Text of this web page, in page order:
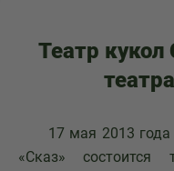
Театр кукол
17 мая 2013 года в
«Сказ» состоится